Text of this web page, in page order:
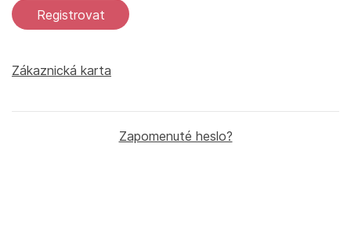
Registrovat
Zákaznická karta
Zapomenuté heslo?